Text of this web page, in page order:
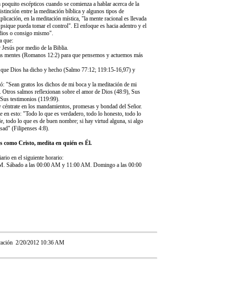
escépticos cuando se comienza a hablar acerca de la
entre la meditación bíblica y algunos tipos de
en la meditación mística, "la mente racional es llevada
pueda tomar el control". El enfoque es hacia adentro y el
o consigo mismo".
que:
Jesús por medio de la Biblia.
mentes (Romanos 12:2) para que pensemos y actuemos más
Dios ha dicho y hecho (Salmo 77:12; 119:15-16,97) y
"Sean gratos los dichos de mi boca y la meditación de mi
Otros salmos reflexionan sobre el amor de Dios (48:9), Sus
testimonios (119:99).
en los mandamientos, promesas y bondad del Señor.
en esto: "Todo lo que es verdadero, todo lo honesto, todo lo
todo lo que es de buen nombre; si hay virtud alguna, si algo
(Filipenses 4:8).
como Cristo, medita en quién es Él.
en el siguiente horario:
Sábado a las 00:00 AM y 11:00 AM. Domingo a las 00:00
2/20/2012 10:36 AM